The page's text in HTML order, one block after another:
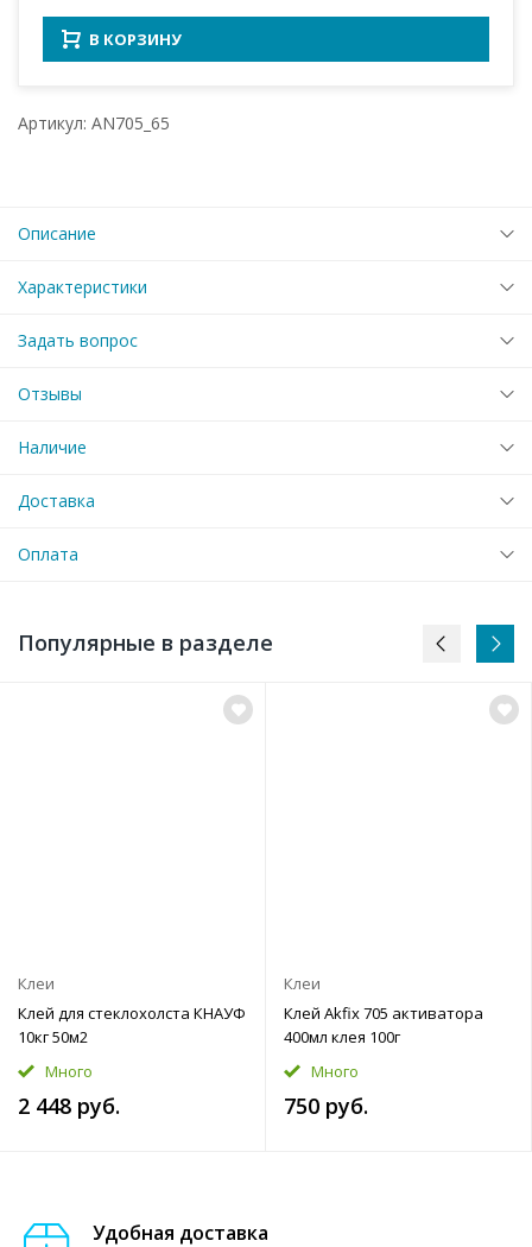
В КОРЗИНУ
Артикул: AN705_65
Описание
Характеристики
Задать вопрос
Отзывы
Наличие
Доставка
Оплата
Популярные в разделе
Клеи
Клей для стеклохолста КНАУФ
10кг 50м2
Много
2 448 руб.
Клеи
Клей Akfix 705 активатора
400мл клея 100г
Много
750 руб.
Удобная доставка